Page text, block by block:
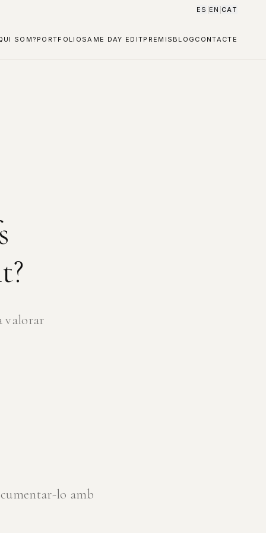
ES EN |CAT
SOM? PORTFOLIO SAME DAY EDITPREMIS BLOG CONTACTE
valorar
lo amb